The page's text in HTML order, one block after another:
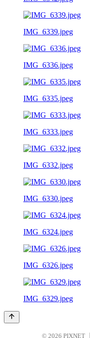
IMG_6339.jpeg
IMG_6336.jpeg
IMG_6335.jpeg
IMG_6333.jpeg
IMG_6332.jpeg
IMG_6330.jpeg
IMG_6324.jpeg
IMG_6326.jpeg
IMG_6329.jpeg
© 2026 PIXNET